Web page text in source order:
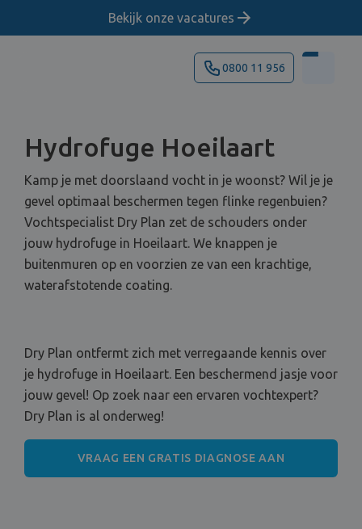
Bekijk onze vacatures
0800 11 956
Hydrofuge Hoeilaart
Kamp je met doorslaand vocht in je woonst? Wil je je
gevel optimaal beschermen tegen flinke regenbuien?
Vochtspecialist Dry Plan zet de schouders onder
jouw hydrofuge in Hoeilaart. We knappen je
buitenmuren op en voorzien ze van een krachtige,
waterafstotende coating.
Dry Plan ontfermt zich met verregaande kennis over
je hydrofuge in Hoeilaart. Een beschermend jasje voor
jouw gevel! Op zoek naar een ervaren vochtexpert?
Dry Plan is al onderweg!
VRAAG EEN GRATIS DIAGNOSE AAN